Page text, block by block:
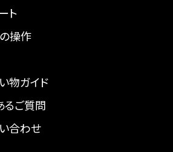
ト
操作
物ガイド
るご質問
合わせ